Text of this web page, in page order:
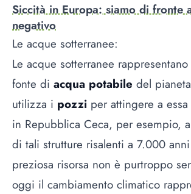
Siccità in Europa: siamo di fronte
negativo
Le acque sotterranee:
Le acque sotterranee
fonte di acqua potabile del
utilizza i pozzi per attingere a
in Repubblica Ceca, per esempio,
di tali strutture risalenti a 7.000
preziosa risorsa non è purtroppo
oggi il cambiamento climatico